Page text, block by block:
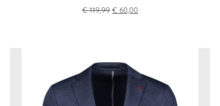
€ 119,99 € 60,00